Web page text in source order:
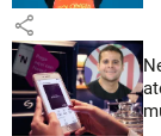
share